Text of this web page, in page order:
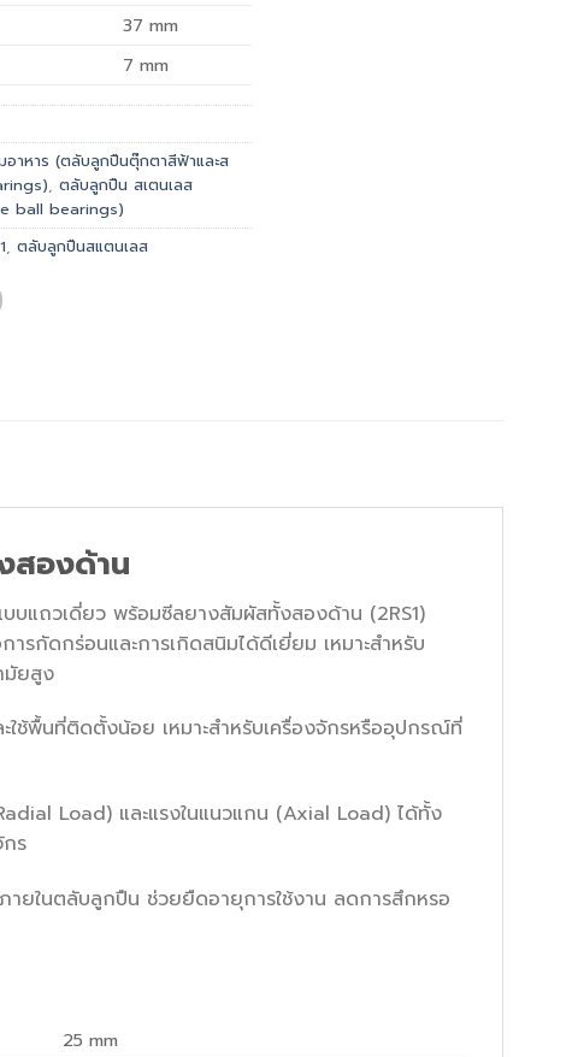
37 mm
7 mm
าหาร (ตลับลูกปืนตุ๊กตาสีฟ้าและส
ตลับลูกปืน สเตนเลส
ball bearings)
ตลับลูกปืนสแตนเลส
สองด้าน
บแถวเดี่ยว พร้อมซีลยางสัมผัสทั้งสองด้าน (2RS1)
รกัดกร่อนและการเกิดสนิมได้ดีเยี่ยม เหมาะสำหรับ
มัยสูง
ช้พื้นที่ติดตั้งน้อย เหมาะสำหรับเครื่องจักรหรืออุปกรณ์ที่
Load) และแรงในแนวแกน (Axial Load) ได้ทั้ง
ร
ยในตลับลูกปืน ช่วยยืดอายุการใช้งาน ลดการสึกหรอ
25 mm